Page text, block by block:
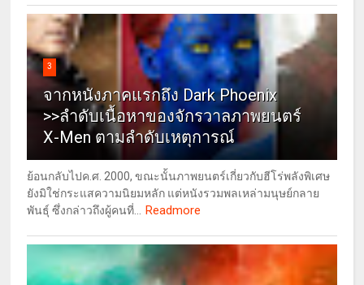
3
จากหนังภาคแรกถึง Dark Phoenix
>>ลำดับเนื้อหาของจักรวาลภาพยนตร์
X-Men ตามลำดับเหตุการณ์
ย้อนกลับไปค.ศ. 2000, ขณะนั้นภาพยนตร์เกี่ยวกับฮีโร่พลังพิเศษ
ยังมิใช่กระแสความนิยมหลัก แต่หนังรวมพลเหล่ามนุษย์กลาย
พันธุ์ ซึ่งกล่าวถึงผู้คนที่...
Readmore